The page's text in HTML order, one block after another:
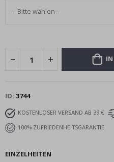
IN
ID 3744
KOSTENLOSER VERSAND AB 39 €
100% ZUFRIEDENHEITSGARANTIE
EINZELHEITEN